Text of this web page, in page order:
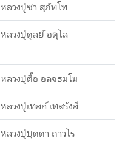
หลวงปู่ชา สุภัทโท
หลวงปู่ดูลย์ อตุโล
หลวงปู่ตื้อ อลจธมโม
หลวงปู่เทสก์ เทสรังสี
หลวงปู่บุดดา ถาวโร